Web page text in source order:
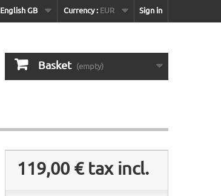
Sign in
Currency : EUR
English GB
Basket (empty)
119,00 €tax incl.